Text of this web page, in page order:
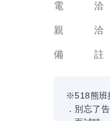
電 洽
親 洽
備 註
※518熊班
．別忘了